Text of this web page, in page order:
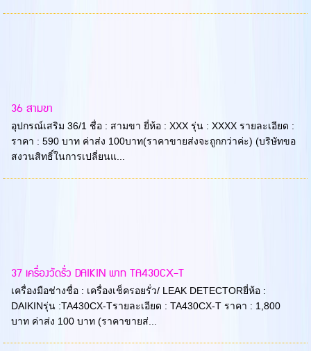
36 สามขา
อุปกรณ์เสริม 36/1 ชื่อ : สามขา ยี่ห้อ : XXX รุ่น : XXXX รายละเอียด :
ราคา : 590 บาท ค่าส่ง 100บาท(ราคาขายส่งจะถูกกว่าค่ะ) (บริษัทขอ
สงวนสิทธิ์ในการเปลี่ยนแ...
37 เครื่องวัดรั่ว DAIKIN พาท TA430CX-T
เครื่องมือช่างชื่อ : เครื่องเช็ครอยรั่ว/ LEAK DETECTORยี่ห้อ :
DAIKINรุ่น :TA430CX-Tรายละเอียด : TA430CX-T ราคา : 1,800
บาท ค่าส่ง 100 บาท (ราคาขายส่...